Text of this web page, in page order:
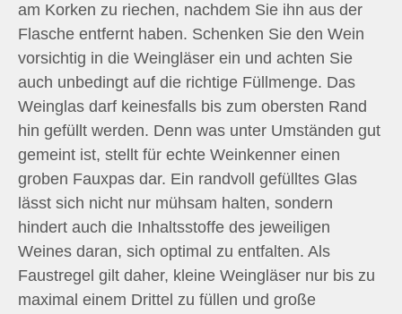
am Korken zu riechen, nachdem Sie ihn aus der
Flasche entfernt haben. Schenken Sie den Wein
vorsichtig in die Weingläser ein und achten Sie
auch unbedingt auf die richtige Füllmenge. Das
Weinglas darf keinesfalls bis zum obersten Rand
hin gefüllt werden. Denn was unter Umständen gut
gemeint ist, stellt für echte Weinkenner einen
groben Fauxpas dar. Ein randvoll gefülltes Glas
lässt sich nicht nur mühsam halten, sondern
hindert auch die Inhaltsstoffe des jeweiligen
Weines daran, sich optimal zu entfalten. Als
Faustregel gilt daher, kleine Weingläser nur bis zu
maximal einem Drittel zu füllen und große